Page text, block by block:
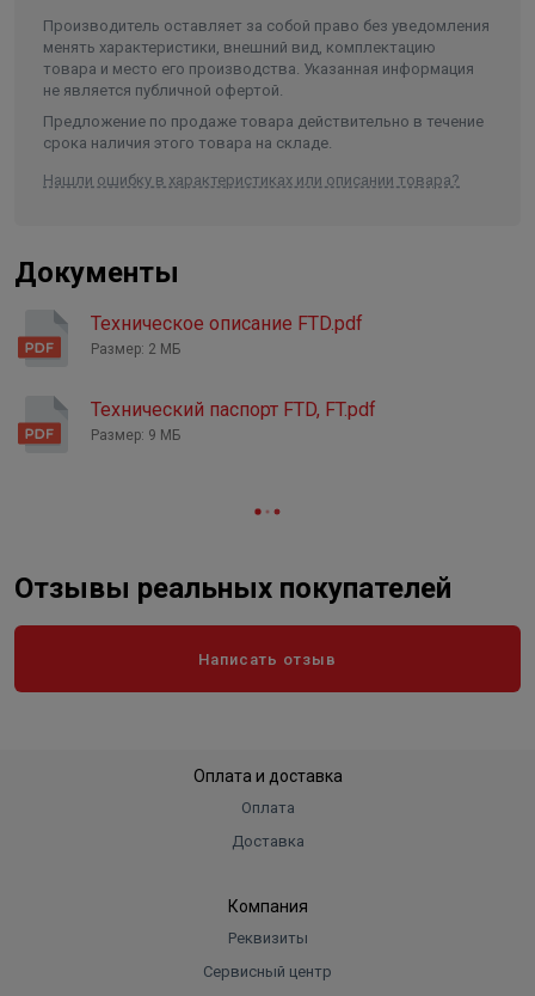
Максимальная температура
жидкости
до 110°C
Минимальная температура
жидкости
-10°C
Температура окружающей среды -10 °C до +50 °C
Монтажная длина 340 мм
Материал рабочего колеса
Класс защиты IP 55
Ширина в упаковке, см. 34.000
Высота в упаковке, см.
Производитель оставляет за собой право без уведомления
менять характеристики, внешний вид, комплектацию
товара и место его производства. Указанная информация
не является публичной офертой.
Предложение по продаже товара действительно в течение
срока наличия этого товара на складе.
Нашли ошибку в характеристиках или описании товара?
Документы
Техническое описание FTD.pdf
Размер: 2 МБ
Технический паспорт FTD, FT.pdf
Размер: 9 МБ
Отзывы реальных покупателей
Написать отзыв
Оплата и доставка
Оплата
Доставка
Компания
Реквизиты
Сервисный центр